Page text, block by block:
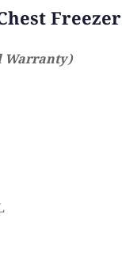
Freezer
Warranty)